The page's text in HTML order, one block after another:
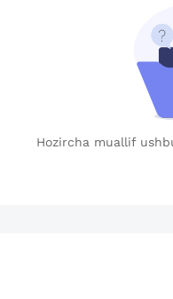
Hozircha muallif